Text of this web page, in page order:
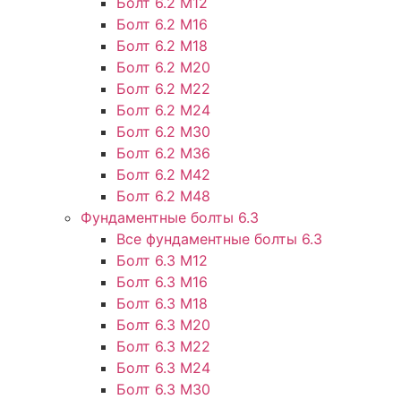
Болт 6.2 М16
Болт 6.2 М18
Болт 6.2 М20
Болт 6.2 М22
Болт 6.2 М24
Болт 6.2 М30
Болт 6.2 М36
Болт 6.2 М42
Болт 6.2 М48
Фундаментные болты 6.3
Все фундаментные болты 6.3
Болт 6.3 М12
Болт 6.3 М16
Болт 6.3 М18
Болт 6.3 М20
Болт 6.3 М22
Болт 6.3 М24
Болт 6.3 М30